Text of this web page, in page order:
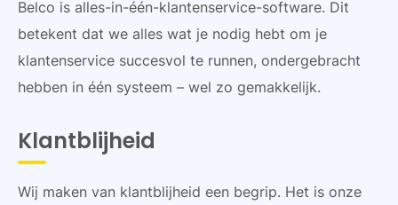
Belco is alles-in-één-klantenservice-software. Dit
betekent dat we alles wat je nodig hebt om je
klantenservice succesvol te runnen, ondergebracht
hebben in één systeem – wel zo gemakkelijk.
Klantblijheid
Wij maken van klantblijheid een begrip. Het is onze